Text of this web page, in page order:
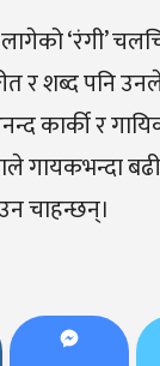
‘रंगी’
र शब्द पनि
कार्की र
गायकभन्दा
चाहन्छन्।